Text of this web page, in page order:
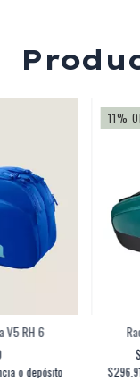
V5 RH 6
o depósito
11%